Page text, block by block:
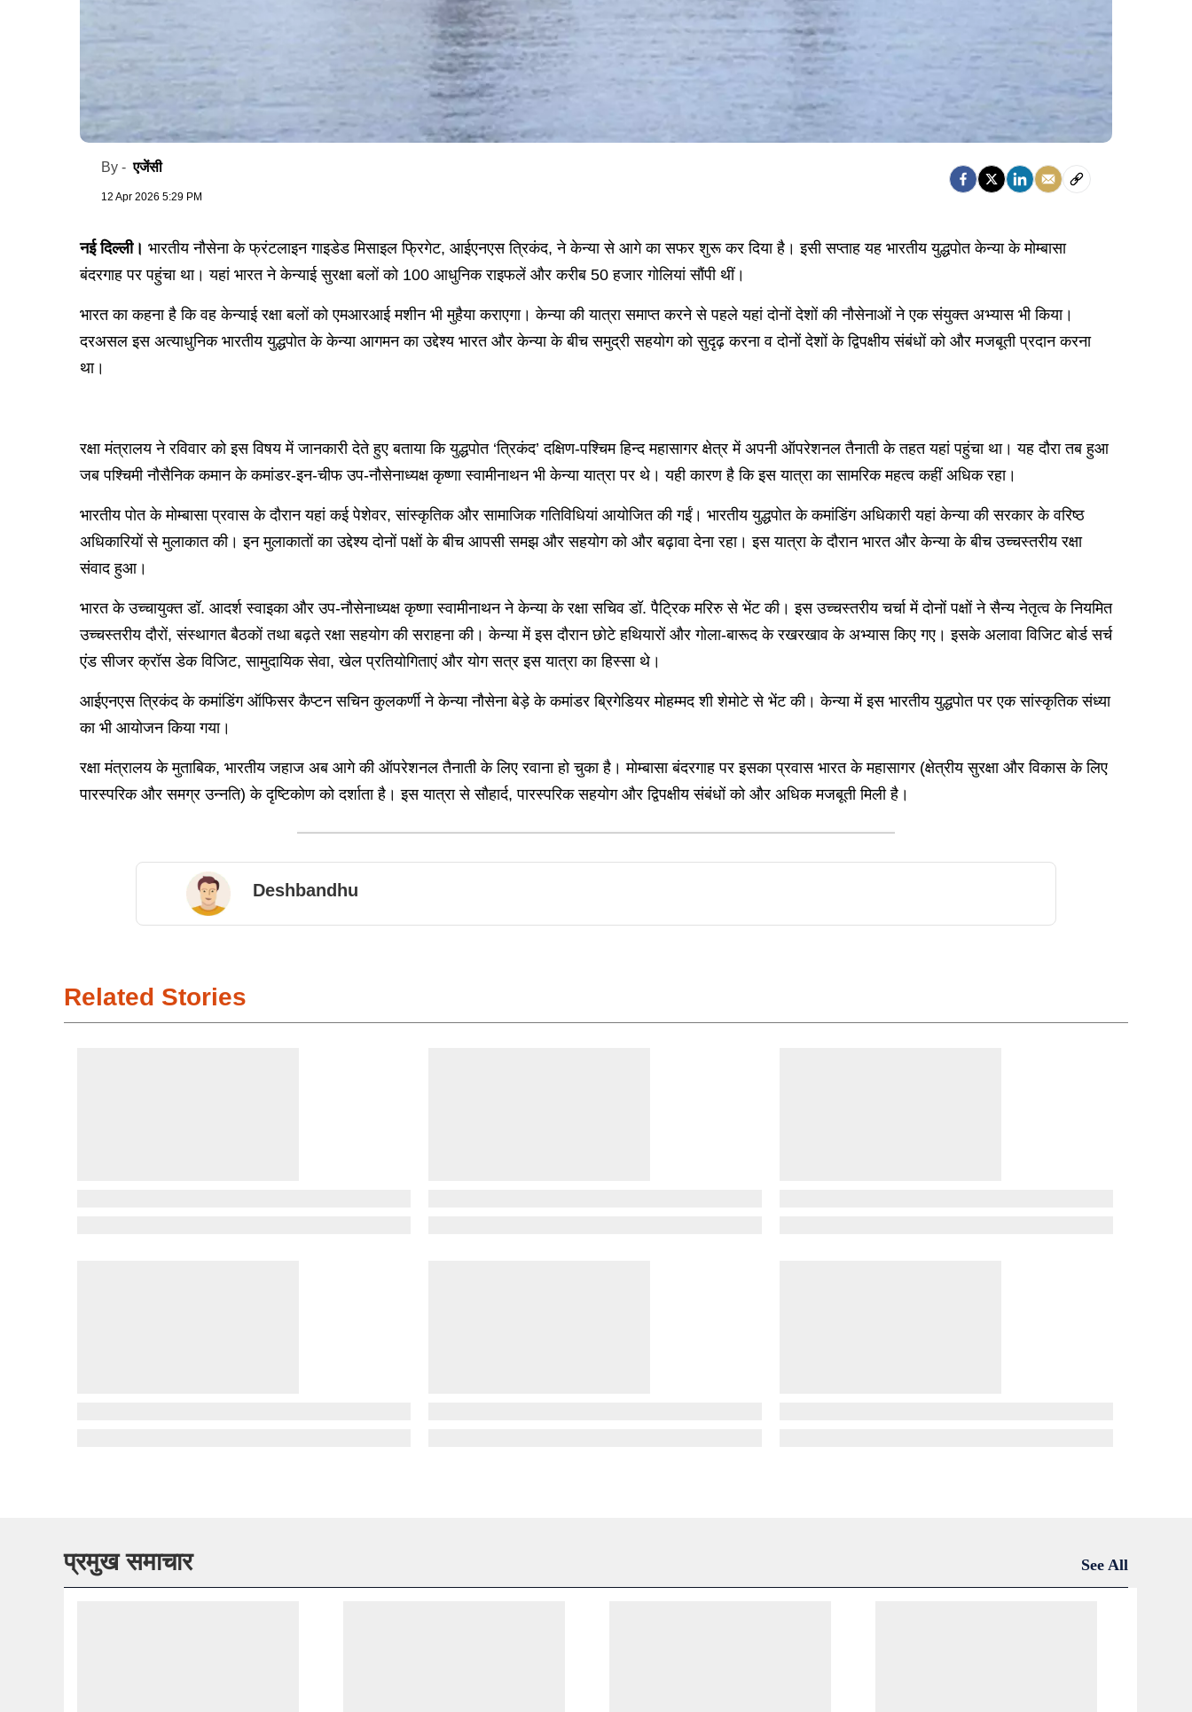
By -एजेंसी
12 Apr 2026 5:29 PM
नई दिल्ली। भारतीय नौसेना के फ्रंटलाइन गाइडेड मिसाइल फ्रिगेट, आईएनएस त्रिकंद, ने केन्या से आगे का सफर शुरू कर दिया है। इसी सप्ताह यह भारतीय युद्धपोत केन्या के मोम्बासा
बंदरगाह पर पहुंचा था। यहां भारत ने केन्याई सुरक्षा बलों को 100 आधुनिक राइफलें और करीब 50 हजार गोलियां सौंपी थीं।
भारत का कहना है कि वह केन्याई रक्षा बलों को एमआरआई मशीन भी मुहैया कराएगा। केन्या की यात्रा समाप्त करने से पहले यहां दोनों देशों की नौसेनाओं ने एक संयुक्त अभ्यास भी किया।
दरअसल इस अत्याधुनिक भारतीय युद्धपोत के केन्या आगमन का उद्देश्य भारत और केन्या के बीच समुद्री सहयोग को सुदृढ़ करना व दोनों देशों के द्विपक्षीय संबंधों को और मजबूती प्रदान करना
था।
रक्षा मंत्रालय ने रविवार को इस विषय में जानकारी देते हुए बताया कि युद्धपोत ‘त्रिकंद’ दक्षिण-पश्चिम हिन्द महासागर क्षेत्र में अपनी ऑपरेशनल तैनाती के तहत यहां पहुंचा था। यह दौरा तब हुआ
जब पश्चिमी नौसैनिक कमान के कमांडर-इन-चीफ उप-नौसेनाध्यक्ष कृष्णा स्वामीनाथन भी केन्या यात्रा पर थे। यही कारण है कि इस यात्रा का सामरिक महत्व कहीं अधिक रहा।
भारतीय पोत के मोम्बासा प्रवास के दौरान यहां कई पेशेवर, सांस्कृतिक और सामाजिक गतिविधियां आयोजित की गईं। भारतीय युद्धपोत के कमांडिंग अधिकारी यहां केन्या की सरकार के वरिष्ठ
अधिकारियों से मुलाकात की। इन मुलाकातों का उद्देश्य दोनों पक्षों के बीच आपसी समझ और सहयोग को और बढ़ावा देना रहा। इस यात्रा के दौरान भारत और केन्या के बीच उच्चस्तरीय रक्षा
संवाद हुआ।
भारत के उच्चायुक्त डॉ. आदर्श स्वाइका और उप-नौसेनाध्यक्ष कृष्णा स्वामीनाथन ने केन्या के रक्षा सचिव डॉ. पैट्रिक मरिरु से भेंट की। इस उच्चस्तरीय चर्चा में दोनों पक्षों ने सैन्य नेतृत्व के नियमित
उच्चस्तरीय दौरों, संस्थागत बैठकों तथा बढ़ते रक्षा सहयोग की सराहना की। केन्या में इस दौरान छोटे हथियारों और गोला-बारूद के रखरखाव के अभ्यास किए गए। इसके अलावा विजिट बोर्ड सर्च
एंड सीजर क्रॉस डेक विजिट, सामुदायिक सेवा, खेल प्रतियोगिताएं और योग सत्र इस यात्रा का हिस्सा थे।
आईएनएस त्रिकंद के कमांडिंग ऑफिसर कैप्टन सचिन कुलकर्णी ने केन्या नौसेना बेड़े के कमांडर ब्रिगेडियर मोहम्मद शी शेमोटे से भेंट की। केन्या में इस भारतीय युद्धपोत पर एक सांस्कृतिक संध्या
का भी आयोजन किया गया।
रक्षा मंत्रालय के मुताबिक, भारतीय जहाज अब आगे की ऑपरेशनल तैनाती के लिए रवाना हो चुका है। मोम्बासा बंदरगाह पर इसका प्रवास भारत के महासागर (क्षेत्रीय सुरक्षा और विकास के लिए
पारस्परिक और समग्र उन्नति) के दृष्टिकोण को दर्शाता है। इस यात्रा से सौहार्द, पारस्परिक सहयोग और द्विपक्षीय संबंधों को और अधिक मजबूती मिली है।
Deshbandhu
Related Stories
प्रमुख समाचार See All